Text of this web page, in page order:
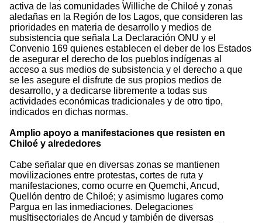
activa de las comunidades Williche de Chiloé y zonas
aledañas en la Región de los Lagos, que consideren las
prioridades en materia de desarrollo y medios de
subsistencia que señala La Declaración ONU y el
Convenio 169 quienes establecen el deber de los Estados
de asegurar el derecho de los pueblos indígenas al
acceso a sus medios de subsistencia y el derecho a que
se les asegure el disfrute de sus propios medios de
desarrollo, y a dedicarse libremente a todas sus
actividades económicas tradicionales y de otro tipo,
indicados en dichas normas.
Amplio apoyo a manifestaciones que resisten en
Chiloé y alrededores
Cabe señalar que en diversas zonas se mantienen
movilizaciones entre protestas, cortes de ruta y
manifestaciones, como ocurre en Quemchi, Ancud,
Quellón dentro de Chiloé; y asimismo lugares como
Pargua en las inmediaciones. Delegaciones
musltisectoriales de Ancud y también de diversas